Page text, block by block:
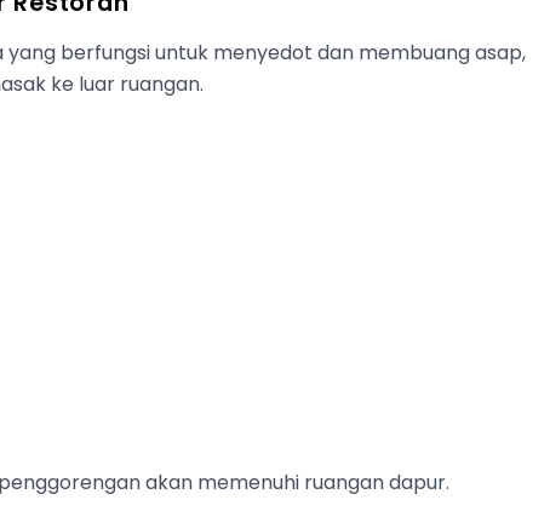
berfungsi untuk menyedot dan membuang asap,
ke luar ruangan.
akan memenuhi ruangan dapur.